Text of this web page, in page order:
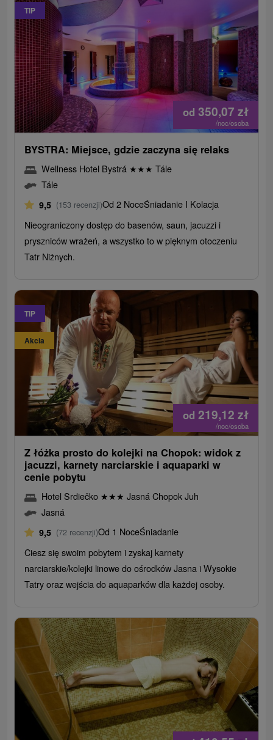
TIP
od 350,07 zł
/noc/osoba
BYSTRA: Miejsce, gdzie zaczyna się relaks
Wellness Hotel Bystrá ★★★ Tále
Tále
9,5 (153 recenzji)Od 2 NoceŚniadanie I Kolacja
Nieograniczony dostęp do basenów, saun, jacuzzi i
pryszniców wrażeń, a wszystko to w pięknym otoczeniu
Tatr Niżnych.
TIP
Akcia
od 219,12 zł
/noc/osoba
Z łóżka prosto do kolejki na Chopok: widok z
jacuzzi, karnety narciarskie i aquaparki w
cenie pobytu
Hotel Srdiečko ★★★ Jasná Chopok Juh
Jasná
9,5 (72 recenzji)Od 1 NoceŚniadanie
Ciesz się swoim pobytem i zyskaj karnety
narciarskie/kolejki linowe do ośrodków Jasna i Wysokie
Tatry oraz wejścia do aquaparków dla każdej osoby.